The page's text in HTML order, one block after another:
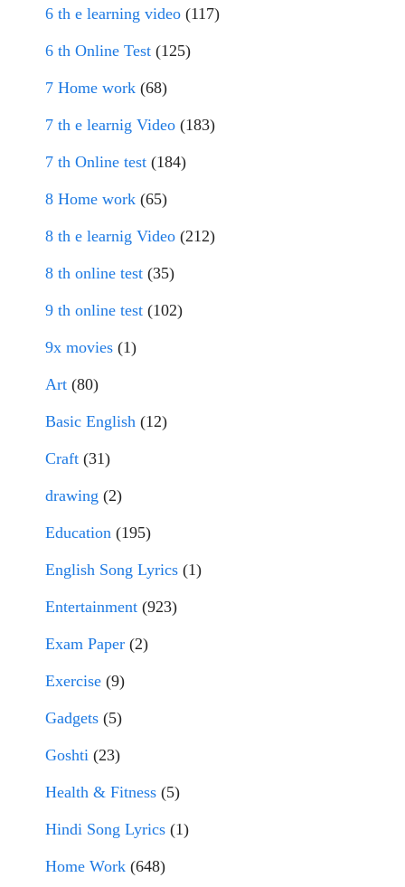
6 th e learning video (117)
6 th Online Test (125)
7 Home work (68)
7 th e learnig Video (183)
7 th Online test (184)
8 Home work (65)
8 th e learnig Video (212)
8 th online test (35)
9 th online test (102)
9x movies (1)
Art (80)
Basic English (12)
Craft (31)
drawing (2)
Education (195)
English Song Lyrics (1)
Entertainment (923)
Exam Paper (2)
Exercise (9)
Gadgets (5)
Goshti (23)
Health & Fitness (5)
Hindi Song Lyrics (1)
Home Work (648)